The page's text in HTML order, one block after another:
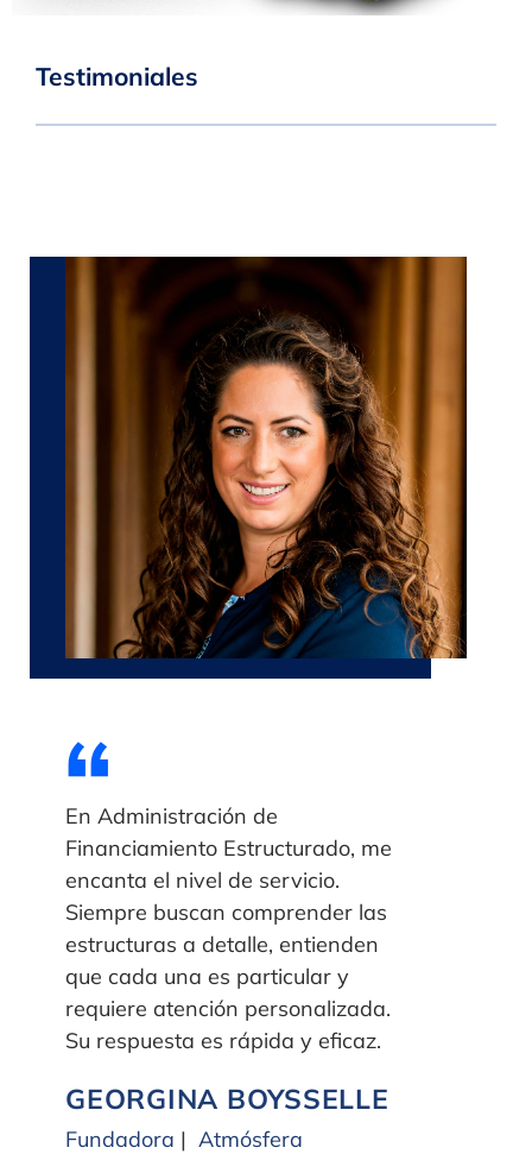
Testimoniales
,,
En Administración de
Financiamiento Estructurado, me
encanta el nivel de servicio.
Siempre buscan comprender las
estructuras a detalle, entienden
que cada una es particular y
requiere atención personalizada.
Su respuesta es rápida y eficaz.
GEORGINA BOYSSELLE
Fundadora | Atmósfera